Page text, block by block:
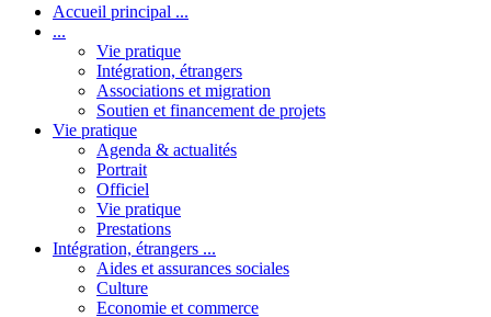
Accueil principal ...
...
Vie pratique
Intégration, étrangers
Associations et migration
Soutien et financement de projets
Vie pratique
Agenda & actualités
Portrait
Officiel
Vie pratique
Prestations
Intégration, étrangers ...
Aides et assurances sociales
Culture
Economie et commerce